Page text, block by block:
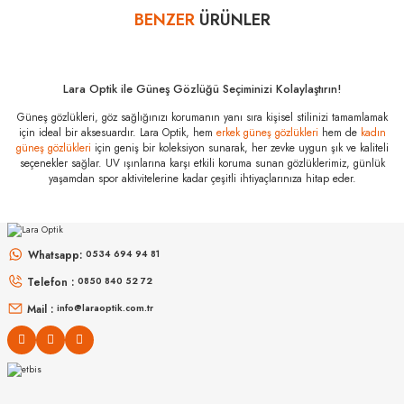
hatası aldığınız durumda bankanızla irtibata geçip aksesuar
Persol PO 3286S
95/31 51
Özellikleri
Marka
:
Persol
Yorum Yaz
BENZERÜRÜNLER
Rb 2230 902/51 51
%45 12.723₺ 6.998₺
Lara Optik ile Güneş Gözlüğü Seçiminizi Kolaylaştırın!
Güneş gözlükleri, göz sağlığınızı korumanın yanı sıra kişisel stilinizi tamamlamak
için ideal bir aksesuardır. Lara Optik, hem erkek güneş gözlükleri hem de kadın
güneş gözlükleri için geniş bir koleksiyon sunarak, her zevke uygun şık ve kaliteli
seçenekler sağlar. UV ışınlarına karşı etkili koruma sunan gözlüklerimiz, günlük
yaşamdan spor aktivitelerine kadar çeşitli ihtiyaçlarınıza hitap eder.
Whatsapp: 0534 694 94 81
Telefon : 0850 840 52 72
Mail : info@laraoptik.com.tr